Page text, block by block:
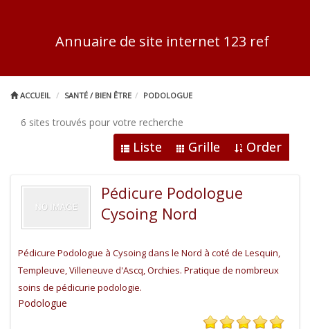
Annuaire de site internet 123 ref
ACCUEIL SANTÉ / BIEN ÊTRE PODOLOGUE
6 sites trouvés pour votre recherche
Liste Grille Order
Pédicure Podologue
Cysoing Nord
Pédicure Podologue à Cysoing dans le Nord à coté de Lesquin,
Templeuve, Villeneuve d'Ascq, Orchies. Pratique de nombreux
soins de pédicurie podologie.
Podologue